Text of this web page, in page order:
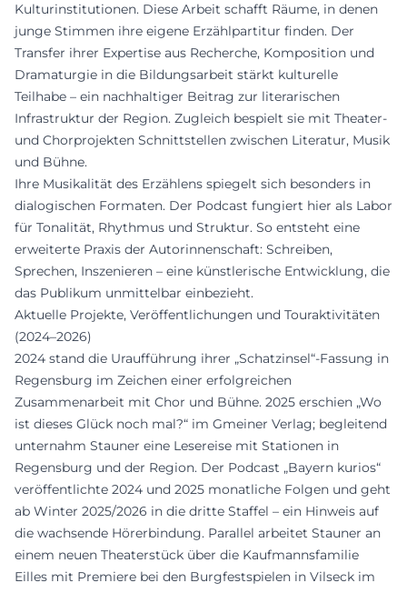
Kulturinstitutionen. Diese Arbeit schafft Räume, in denen
junge Stimmen ihre eigene Erzählpartitur finden. Der
Transfer ihrer Expertise aus Recherche, Komposition und
Dramaturgie in die Bildungsarbeit stärkt kulturelle
Teilhabe – ein nachhaltiger Beitrag zur literarischen
Infrastruktur der Region. Zugleich bespielt sie mit Theater-
und Chorprojekten Schnittstellen zwischen Literatur, Musik
und Bühne.
Ihre Musikalität des Erzählens spiegelt sich besonders in
dialogischen Formaten. Der Podcast fungiert hier als Labor
für Tonalität, Rhythmus und Struktur. So entsteht eine
erweiterte Praxis der Autorinnenschaft: Schreiben,
Sprechen, Inszenieren – eine künstlerische Entwicklung, die
das Publikum unmittelbar einbezieht.
Aktuelle Projekte, Veröffentlichungen und Touraktivitäten
(2024–2026)
2024 stand die Uraufführung ihrer „Schatzinsel“-Fassung in
Regensburg im Zeichen einer erfolgreichen
Zusammenarbeit mit Chor und Bühne. 2025 erschien „Wo
ist dieses Glück noch mal?“ im Gmeiner Verlag; begleitend
unternahm Stauner eine Lesereise mit Stationen in
Regensburg und der Region. Der Podcast „Bayern kurios“
veröffentlichte 2024 und 2025 monatliche Folgen und geht
ab Winter 2025/2026 in die dritte Staffel – ein Hinweis auf
die wachsende Hörerbindung. Parallel arbeitet Stauner an
einem neuen Theaterstück über die Kaufmannsfamilie
Eilles mit Premiere bei den Burgfestspielen in Vilseck im